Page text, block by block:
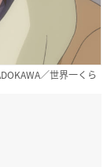
／世界一くら